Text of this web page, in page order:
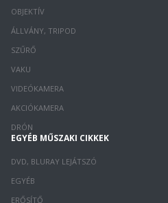
OBJEKTÍV
ÁLLVÁNY, TRIPOD
SZŰRŐ
VAKU
VIDEÓKAMERA
AKCIÓKAMERA
DRÓN
EGYÉB MŰSZAKI CIKKEK
DVD, BLURAY LEJÁTSZÓ
EGYÉB
ERŐSÍTŐ